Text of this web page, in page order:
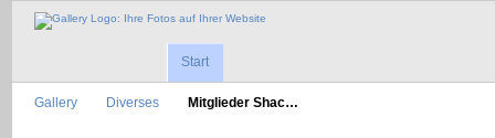
Start
Gallery Diverses Mitglieder Shac…